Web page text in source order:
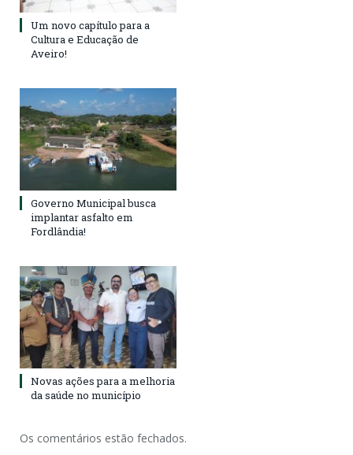
Um novo capítulo para a
Cultura e Educação de
Aveiro!
Governo Municipal busca
implantar asfalto em
Fordlândia!
Novas ações para a melhoria
da saúde no município
Os comentários estão fechados.